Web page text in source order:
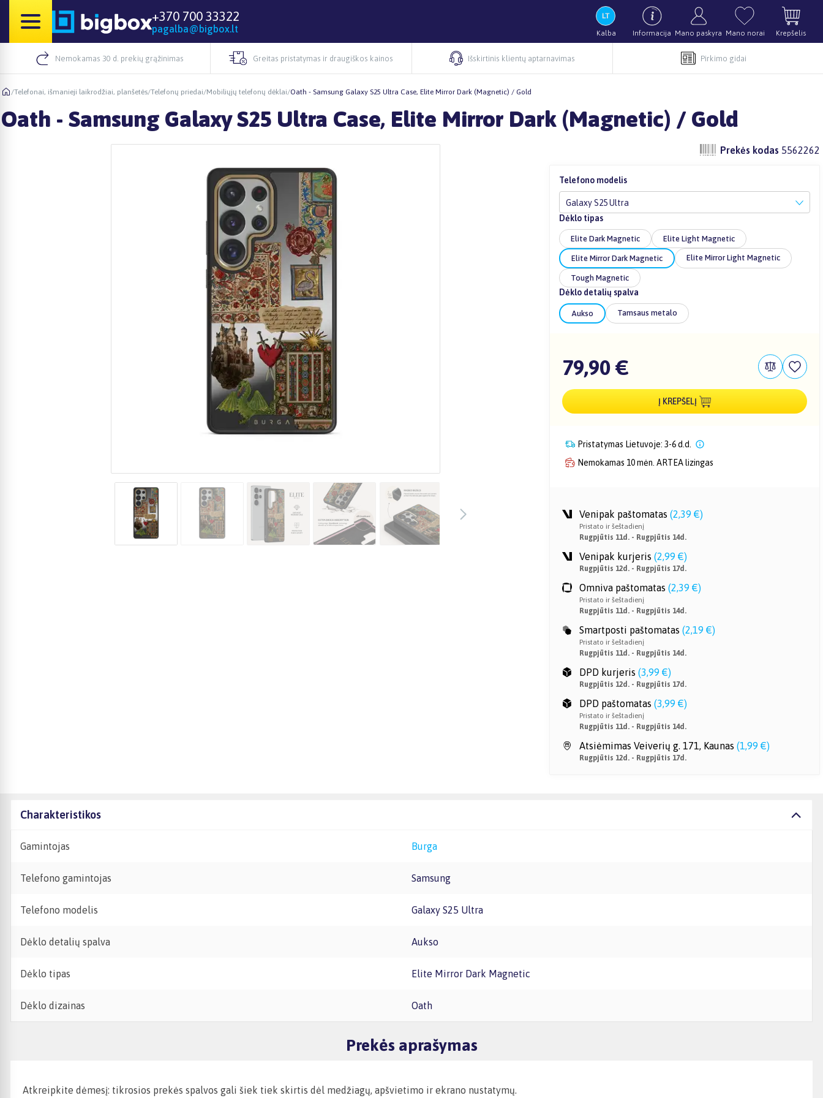
+370 700 33322
pagalba@bigbox.lt Kalba Informacija Mano paskyra Mano norai Krepšelis
Nemokamas 30 d. prekių grąžinimas Greitas pristatymas ir draugiškos kainos Išskirtinis klientų aptarnavimas Pirkimo gidai
/Telefonai, išmanieji laikrodžiai, planšetės/Telefonų priedai/Mobiliųjų telefonų dėklai/Oath - Samsung Galaxy S25 Ultra Case, Elite Mirror Dark (Magnetic) / Gold
Oath - Samsung Galaxy S25 Ultra Case, Elite Mirror Dark (Magnetic) / Gold
Prekės kodas 5562262
Telefono modelis
Galaxy S25 Ultra
Dėklo tipas
Elite Dark Magnetic Elite Light Magnetic
Elite Mirror Dark Magnetic Elite Mirror Light Magnetic
Tough Magnetic
Dėklo detalių spalva
Aukso Tamsaus metalo
79,90 €
Į KREPŠELĮ
Pristatymas Lietuvoje: 3-6 d.d.
Nemokamas 10 mėn. ARTEA lizingas
Venipak paštomatas (2,39 €)
Pristato ir šeštadienį
Rugpjūtis 11d. - Rugpjūtis 14d.
Venipak kurjeris (2,99 €)
Rugpjūtis 12d. - Rugpjūtis 17d.
Omniva paštomatas (2,39 €)
Pristato ir šeštadienį
Rugpjūtis 11d. - Rugpjūtis 14d.
Smartposti paštomatas (2,19 €)
Pristato ir šeštadienį
Rugpjūtis 11d. - Rugpjūtis 14d.
DPD kurjeris (3,99 €)
Rugpjūtis 12d. - Rugpjūtis 17d.
DPD paštomatas (3,99 €)
Pristato ir šeštadienį
Rugpjūtis 11d. - Rugpjūtis 14d.
Atsiėmimas Veiverių g. 171, Kaunas (1,99 €)
Rugpjūtis 12d. - Rugpjūtis 17d.
Charakteristikos
Gamintojas Burga
Telefono gamintojas Samsung
Telefono modelis Galaxy S25 Ultra
Dėklo detalių spalva Aukso
Dėklo tipas Elite Mirror Dark Magnetic
Dėklo dizainas Oath
Prekės aprašymas
Atkreipkite dėmesį: tikrosios prekės spalvos gali šiek tiek skirtis dėl medžiagų, apšvietimo ir ekrano nustatymų.